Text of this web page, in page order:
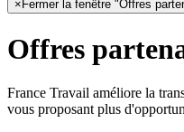
×Fermer la fenêtre "Offres
Offres
France Travail améliore la
vous proposant plus